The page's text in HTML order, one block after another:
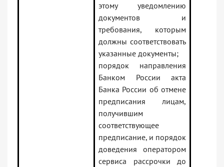
этому уведомлению
документов и
требования, которым
должны соответствовать
указанные документы;
порядок направления
Банком России акта
Банка России об отмене
предписания лицам,
получившим
соответствующее
предписание, и порядок
доведения оператором
сервиса рассрочки до